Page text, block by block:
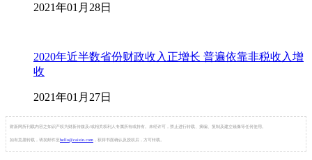
2021年01月28日
2020年近半数省份财政收入正增长 普遍依靠非税收入增
收
2021年01月27日
财新网所刊载内容之知识产权为财新传媒及/或相关权利人专属所有或持有。未经许可，禁止进行转载、摘编、复制及建立镜像等任何使用。
如有意愿转载，请发邮件至 hello@caixin.com ，获得书面确认及授权后，方可转载。